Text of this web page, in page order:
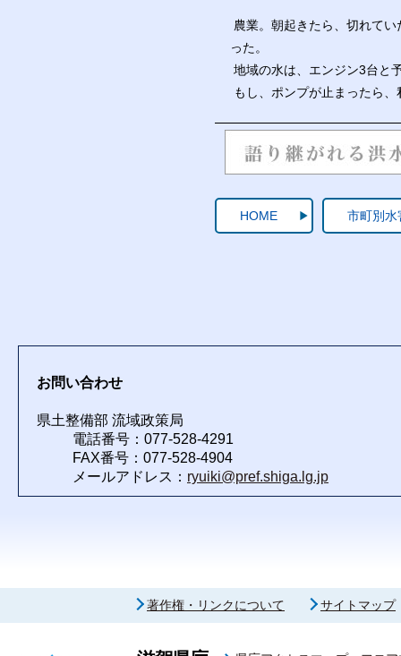
農業。朝起きたら、切れて
った。
地域の水は、エンジン3台と
もし、ポンプが止まったら
HOME 市町別水
お問い合わせ
県土整備部 流域政策局
電話番号：077-528-4291
FAX番号：077-528-4904
メールアドレス： ryuiki@pref.shiga.lg.jp
著作権・リンクについて サイトマップ